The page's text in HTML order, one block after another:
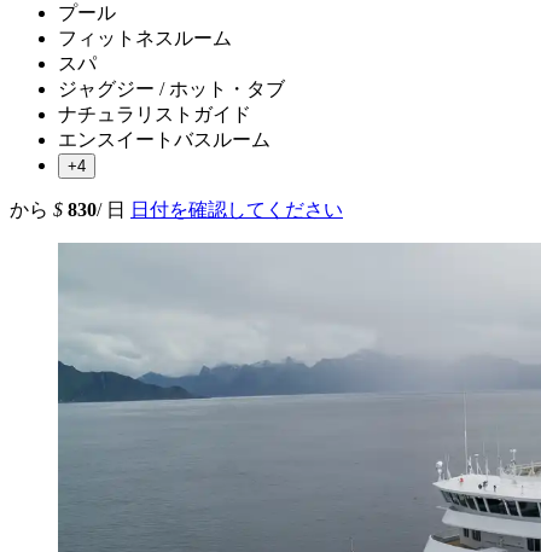
プール
フィットネスルーム
スパ
ジャグジー / ホット・タブ
ナチュラリストガイド
エンスイートバスルーム
+4
から $ 830/ 日 日付を確認してください